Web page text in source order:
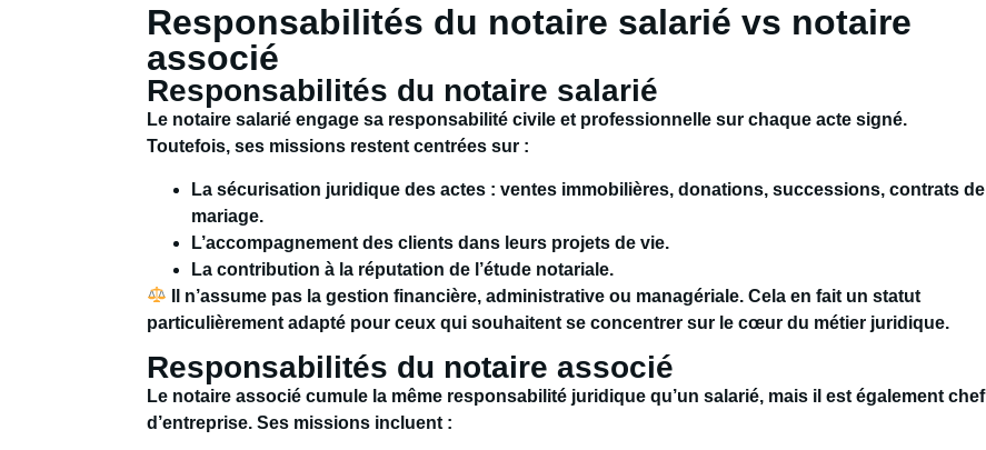
Responsabilités du notaire salarié vs notaire
associé
Responsabilités du notaire salarié
Le notaire salarié engage sa responsabilité civile et professionnelle sur chaque acte signé.
Toutefois, ses missions restent centrées sur :
La sécurisation juridique des actes : ventes immobilières, donations, successions, contrats de
mariage.
L’accompagnement des clients dans leurs projets de vie.
La contribution à la réputation de l’étude notariale.
Il n’assume pas la gestion financière, administrative ou managériale. Cela en fait un statut
particulièrement adapté pour ceux qui souhaitent se concentrer sur le cœur du métier juridique.
Responsabilités du notaire associé
Le notaire associé cumule la même responsabilité juridique qu’un salarié, mais il est également chef
d’entreprise. Ses missions incluent :